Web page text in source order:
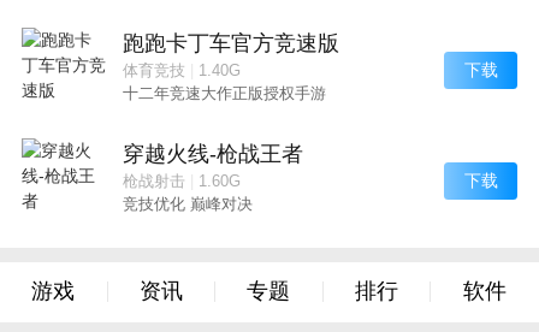
跑跑卡丁车官方竞速版
体育竞技
1.40G
十二年竞速大作正版授权手游
下载
穿越火线-枪战王者
枪战射击
1.60G
竞技优化 巅峰对决
下载
游戏 资讯 专题 排行 软件